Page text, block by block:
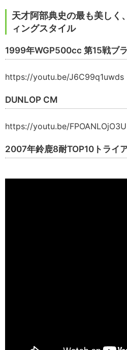
天才阿部典史の最も美しく
ィングスタイル
1999年WGP500cc 第15戦ブ
https://youtu.be/J6C99q1uwds
DUNLOP CM
https://youtu.be/FPOANLOjO3U
2007年鈴鹿8耐TOP10トライ